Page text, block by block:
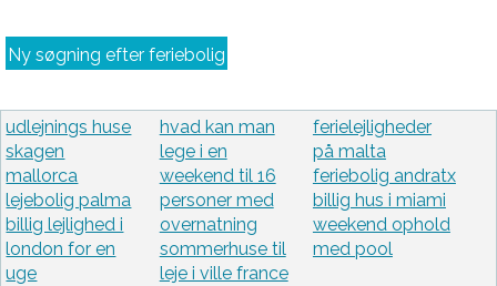
Ny søgning efter feriebolig
udlejnings huse
skagen
mallorca
lejebolig palma
billig lejlighed i
london for en
uge
hvad kan man
lege i en
weekend til 16
personer med
overnatning
sommerhuse til
leje i ville france
ferielejligheder
på malta
feriebolig andratx
billig hus i miami
weekend ophold
med pool